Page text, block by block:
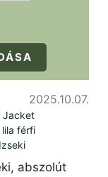
2025.10.07.
Jacket
lila férfi
abszolút